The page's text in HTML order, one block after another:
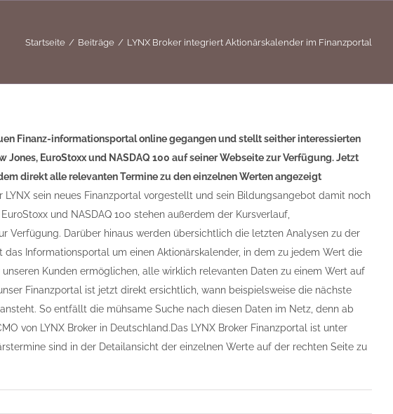
Startseite Beiträge LYNX Broker integriert Aktionärskalender im Finanzportal
Finanz-informationsportal online gegangen und stellt seither interessierten
Jones, EuroStoxx und NASDAQ 100 auf seiner Webseite zur Verfügung. Jetzt
direkt alle relevanten Termine zu den einzelnen Werten angezeigt
sein neues Finanzportal vorgestellt und sein Bildungsangebot damit noch
und NASDAQ 100 stehen außerdem der Kursverlauf,
Verfügung. Darüber hinaus werden übersichtlich die letzten Analysen zu der
Informationsportal um einen Aktionärskalender, in dem zu jedem Wert die
Kunden ermöglichen, alle wirklich relevanten Daten zu einem Wert auf
Finanzportal ist jetzt direkt ersichtlich, wann beispielsweise die nächste
So entfällt die mühsame Suche nach diesen Daten im Netz, denn ab
von LYNX Broker in Deutschland.Das LYNX Broker Finanzportal ist unter
sind in der Detailansicht der einzelnen Werte auf der rechten Seite zu